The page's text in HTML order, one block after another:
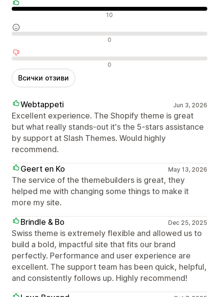
Положителни отзиви 10
Неутрални отзиви 0
Отрицателни отзиви 0
Всички отзиви
Webtappeti Jun 3, 2026
Excellent experience. The Shopify theme is great
but what really stands-out it's the 5-stars assistance
by support at Slash Themes. Would highly
recommend.
Geert en Ko
May 13, 2026
The service of the themebuilders is great, they
helped me with changing some things to make it
more my site.
Brindle & Bo
Dec 25, 2025
Swiss theme is extremely flexible and allowed us to
build a bold, impactful site that fits our brand
perfectly. Performance and user experience are
excellent. The support team has been quick, helpful,
and consistently follows up. Highly recommend!